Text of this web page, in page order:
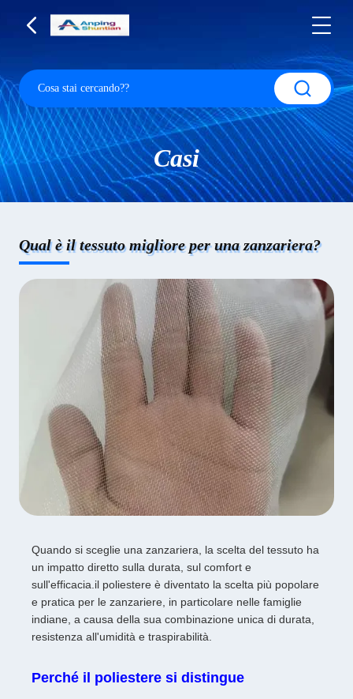
Casi
Qual è il tessuto migliore per una zanzariera?
Quando si sceglie una zanzariera, la scelta del tessuto ha
un impatto diretto sulla durata, sul comfort e
sull'efficacia.il poliestere è diventato la scelta più popolare
e pratica per le zanzariere, in particolare nelle famiglie
indiane, a causa della sua combinazione unica di durata,
resistenza all'umidità e traspirabilità.
Perché il poliestere si distingue